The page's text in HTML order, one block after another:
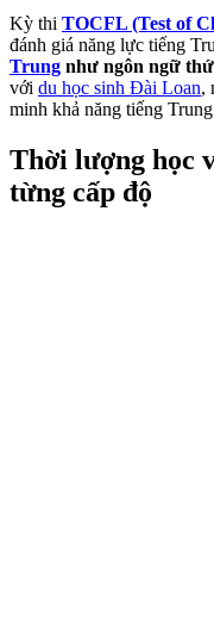
Share
Kỳ thi TOCFL (Test of
đánh giá năng lực tiếng
Trung như ngôn ngữ
với du học sinh Đài Loan,
minh khả năng tiếng
Thời lượng học
từng cấp độ